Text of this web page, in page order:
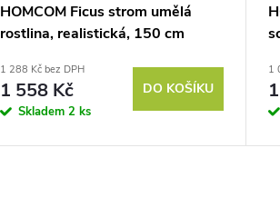
HOMCOM Ficus strom umělá
rostlina, realistická, 150 cm
barva
1 288 Kč bez DPH
1 558 Kč
Skladem2 ks
DO KOŠÍKU
1